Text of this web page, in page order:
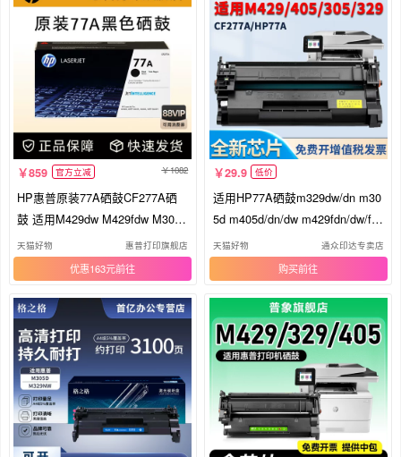
859 官方立减 1082
HP惠普原装77A硒鼓CF277A硒
鼓 适用M429dw M429fdw M305d
M329dw M405d 405dn M405dw
打印机硒鼓粉盒CF277X
天猫好物 惠普打印旗舰店
优惠163元
29.9 低价
适用HP77A硒鼓m329dw/dn m30
5d m405d/dn/dw m429fdn/dw/fd
w m407dn m431f m430f 3PZ56A
惠普CF277A带芯片
天猫好物 通众印达专卖店
购买